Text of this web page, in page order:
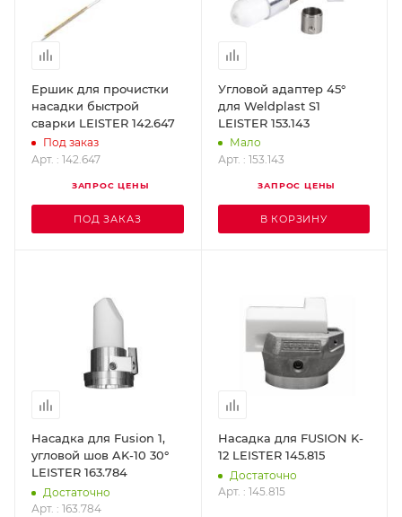
Ершик для прочистки
насадки быстрой
сварки LEISTER 142.647
Под заказ
Арт. : 142.647
ЗАПРОС ЦЕНЫ
ПОД ЗАКАЗ
Угловой адаптер 45°
для Weldplast S1
LEISTER 153.143
Мало
Арт. : 153.143
ЗАПРОС ЦЕНЫ
В КОРЗИНУ
Насадка для Fusion 1,
угловой шов AK-10 30°
LEISTER 163.784
Достаточно
Арт. : 163.784
Насадка для FUSION K-
12 LEISTER 145.815
Достаточно
Арт. : 145.815